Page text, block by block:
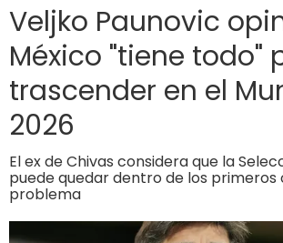
Veljko Paunovic
México "tiene todo"
trascender en el
2026
El ex de Chivas considera que la
puede quedar dentro de los primeros
problema